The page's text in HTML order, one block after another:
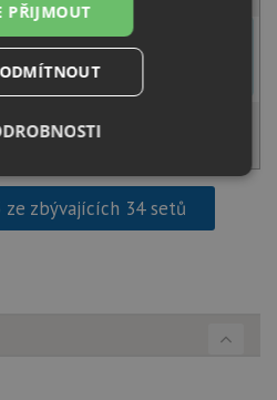
otvor na baterii
specifikovat v dalším kroku na
zbývajících 34 setů
PŘIJMOUT
Soubory
cílení